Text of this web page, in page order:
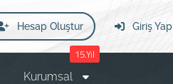
Giriş Yap
Hesap Oluştur
15.Yıl
Kurumsal